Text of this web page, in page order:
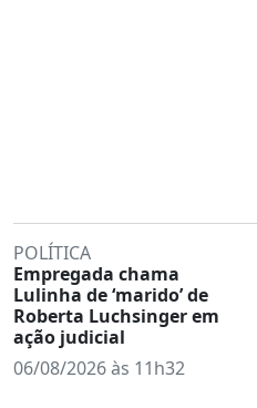
POLÍTICA
Empregada chama
Lulinha de ‘marido’ de
Roberta Luchsinger em
ação judicial
06/08/2026 às 11h32